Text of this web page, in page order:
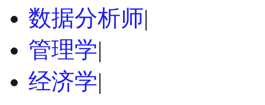
数据分析师|
管理学|
经济学|